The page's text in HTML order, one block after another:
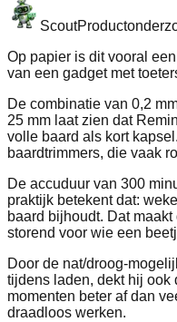
Scout
Op papier is dit vooral
van een gadget met
De combinatie van 0,2
25 mm laat zien dat
volle baard als kort
baardtrimmers, die vaak
De accuduur van 300
praktijk betekent dat:
baard bijhoudt. Dat
storend voor wie een
Door de nat/droog-
tijdens laden, dekt hij ook
momenten beter af dan
draadloos werken.